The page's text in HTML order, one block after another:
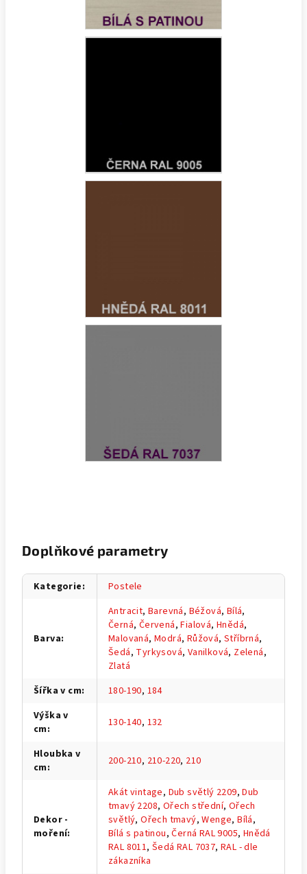
Doplňkové parametry
Kategorie: Postele
Barva:
Antracit,Barevná, Béžová, Bílá,
Černá, Červená,Fialová,Hnědá,
Malovaná,Modrá, Růžová,Stříbrná,
Šedá, Tyrkysová, Vanilková, Zelená,
Zlatá
Šířka v cm: 180-190, 184
Výška v
cm: 130-140, 132
Hloubka v
cm: 200-210, 210-220, 210
Dekor -
moření:
Akát vintage, Dub světlý 2209,Dub
tmavý 2208, Ořech střední, Ořech
světlý,Ořech tmavý,Wenge,Bílá,
Bílá s patinou,Černá RAL 9005, Hnědá
RAL 8011,Šedá RAL 7037,RAL - dle
zákazníka